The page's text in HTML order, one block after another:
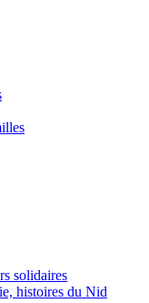
solidaires
histoires du Nid